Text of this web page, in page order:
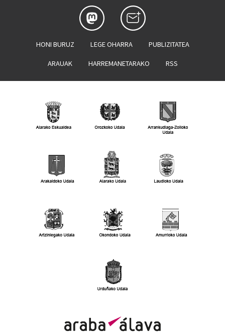
HONI BURUZ LEGE OHARRA PUBLIZITATEA
ARAUAK HARREMANETARAKO RSS